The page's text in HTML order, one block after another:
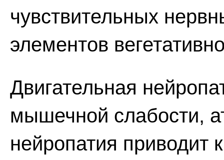
чувствительных
элементов
Двигательная
мышечной слабости,
нейропатия приводит